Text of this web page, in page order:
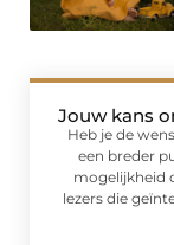
Jouw kans
Heb je de
een breder
mogelijkheid
lezers die